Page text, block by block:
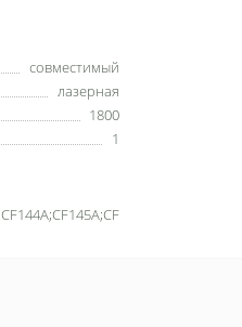
совместимый
лазерная
1800
1
CF144A;CF145A;CF